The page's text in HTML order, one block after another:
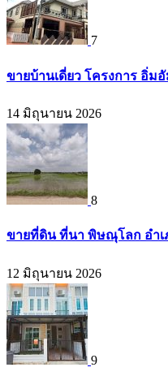
7
ขายบ้านเดี่ยว โครงการ อิ่ม
14 มิถุนายน 2026
8
ขายที่ดิน ที่นา พิษณุโลก อำเภ
12 มิถุนายน 2026
9